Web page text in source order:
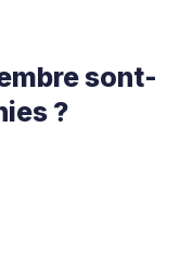
sont-
?